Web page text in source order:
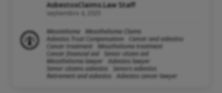
AsbestosClaims.Law Staff
septiembre 4, 2025
Mesotelioma
Mesothelioma Claims
Asbestos Trust Compensation
Cancer and asbestos
Cancer treatment
Mesothelioma treatment
Cancer financial aid
Senior citizen aid
Mesothelioma lawyer
Asbestos lawyer
Senior citizens asbestos
Seniors asbestos
Retirement and asbestos
Asbestos cancer lawyer